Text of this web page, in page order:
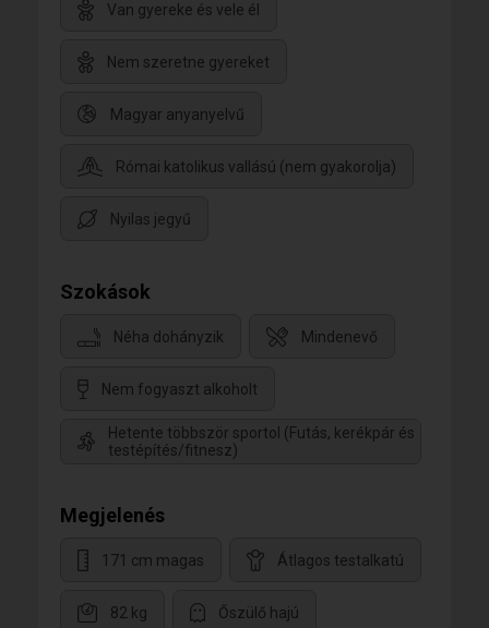
Van gyereke és vele él
Nem szeretne gyereket
Magyar anyanyelvű
Római katolikus vallású (nem gyakorolja)
Nyilas jegyű
Szokások
Néha dohányzik Mindenevő
Nem fogyaszt alkoholt
Hetente többször sportol (Futás, kerékpár és
testépítés/fitnesz)
Megjelenés
171 cm magas Átlagos testalkatú
82 kg Őszülő hajú